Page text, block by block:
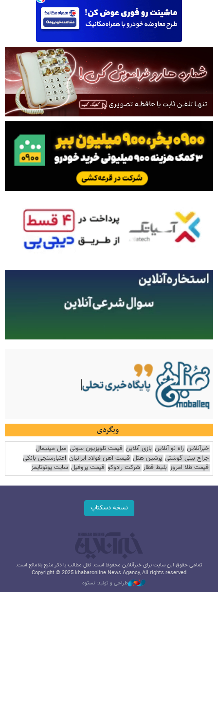
وبگردی
خبرآنلاین راه نو آنلاین بازی آنلاین قیمت تلویزیون سونی مبل مینیمال
جراح بینی گوشتی پرشین هتل قیمت آهن فولاد ایرانیان اعتبارسنجی بانکی
قیمت طلا امروز بلیط قطار شرکت رادوکو قیمت پروفیل سایت یوتوتایمز
نسخه دسکتاپ
تمامی حقوق این سایت برای خبرآنلاین محفوظ است. نقل مطالب با ذکر منبع بلامانع است.
Copyright © 2025 khabaronline News Agancy, All rights reserved
طراحی و تولید: نستوه